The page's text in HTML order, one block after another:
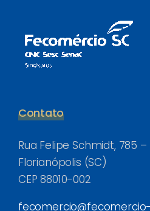
Contato
Rua Felipe Schmidt, 785
Florianópolis (SC)
CEP 88010-002